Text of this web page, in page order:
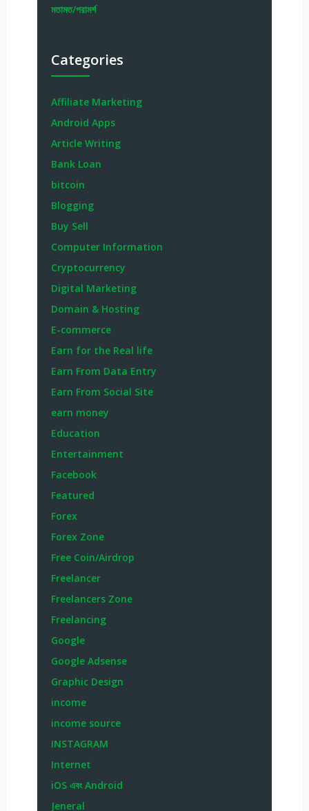
মতামত/পরামর্শ
Categories
Affiliate Marketing
Android Apps
Article Writing
Bank Loan
bitcoin
Blogging
Buy Sell
Computer Information
Cryptocurrency
Digital Marketing
Domain & Hosting
E-commerce
Earn for the Real life
Earn From Data Entry
Earn From Social Site
earn money
Education
Entertainment
Facebook
Featured
Forex
Forex Zone
Free Coin/Airdrop
Freelancer
Freelancers Zone
Freelancing
Google
Google Adsense
Graphic Design
income
income source
INSTAGRAM
Internet
iOS এবং Android
Jeneral